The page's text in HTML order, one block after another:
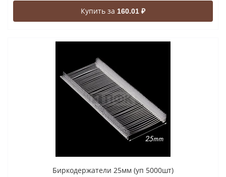
Купить за 160.01 ₽
Биркодержатели 25мм (уп 5000шт)